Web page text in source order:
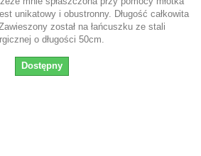
unikatowy i obustronny. Długość całkowita
został na łańcuszku ze stali
o długości 50cm.
Dostępny